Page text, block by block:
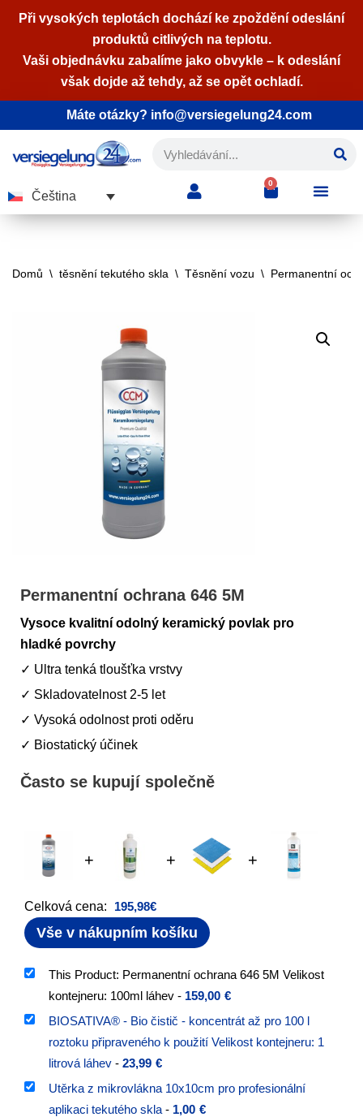
na
Při vysokých teplotách dochází ke zpoždění odeslání
produktů citlivých na teplotu.
Vaši objednávku zabalíme jako obvykle – k odeslání
však dojde až tehdy, až se opět ochladí.
Máte otázky? info@versiegelung24.com
Čeština
0
Domů \ těsnění tekutého skla \ Těsnění vozu \ Permanentní
Permanentní ochrana 646 5M
Vysoce kvalitní odolný keramický povlak pro
hladké povrchy
✓ Ultra tenká tloušťka vrstvy
✓ Skladovatelnost 2-5 let
✓ Vysoká odolnost proti oděru
✓ Biostatický účinek
Často se kupují společně
+ + +
Celková cena: 195,98€
Vše v nákupním košíku
This Product: Permanentní ochrana 646 5M Velikost
kontejneru: 100ml láhev - 159,00 €
BIOSATIVA® - Bio čistič - koncentrát až pro 100 l
roztoku připraveného k použití Velikost kontejneru: 1
litrová láhev - 23,99 €
Utěrka z mikrovlákna 10x10cm pro profesionální
aplikaci tekutého skla - 1,00 €